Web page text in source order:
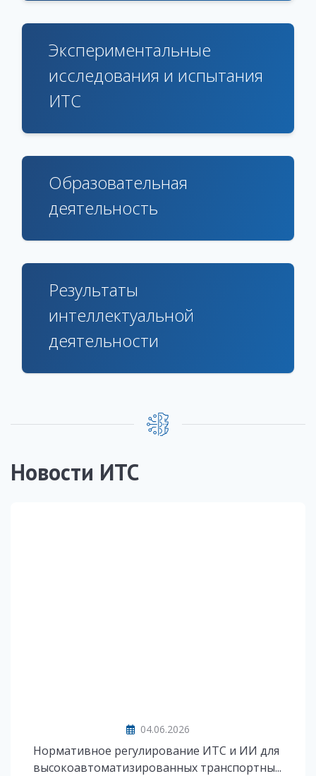
Экспериментальные
исследования и испытания
ИТС
Образовательная
деятельность
Результаты
интеллектуальной
деятельности
Новости ИТС
04.06.2026
Нормативное регулирование ИТС и ИИ для
высокоавтоматизированных транспортны...